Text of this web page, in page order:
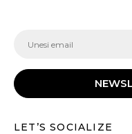
LET’S SOCIALIZE